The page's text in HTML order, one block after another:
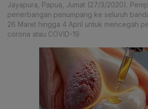
Jayapura, Papua, Jumat (27/3/2020).
penerbangan penumpang ke seluruh
26 Maret hingga 4 April untuk mencegah
corona atau COVID-19.